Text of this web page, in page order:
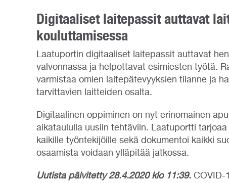
Digitaaliset laitepassit auttavat
kouluttamisessa
Laatuportin digitaaliset laitepassit auttavat
valvonnassa ja helpottavat esimiesten työtä.
varmistaa omien laitepätevyyksien tilanne ja
tarvittavien laitteiden osalta.
Digitaalinen oppiminen on nyt erinomainen
aikataululla uusiin tehtäviin. Laatuportti
kaikille työntekijöille sekä dokumentoi kaikki
osaamista voidaan ylläpitää jatkossa.
Uutista päivitetty 28.4.2020 klo 11:39. COVID-